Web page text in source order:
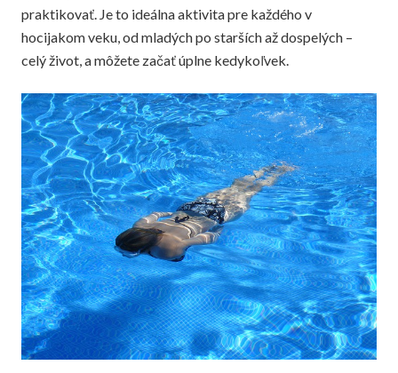
praktikovať. Je to ideálna aktivita pre každého v
hocijakom veku, od mladých po starších až dospelých –
celý život, a môžete začať úplne kedykoľvek.